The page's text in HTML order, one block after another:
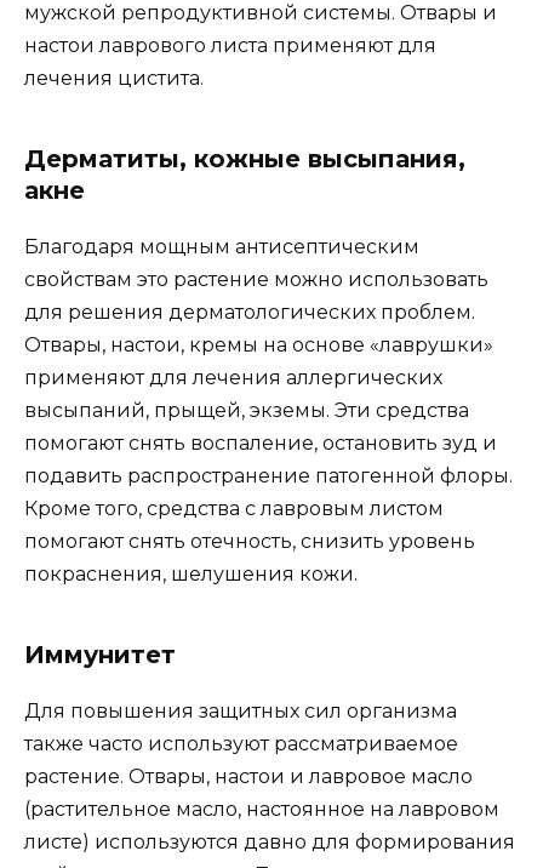
мужской репродуктивной системы. Отвары и
настои лаврового листа применяют для
лечения цистита.
Дерматиты, кожные высыпания,
акне
Благодаря мощным антисептическим
свойствам это растение можно использовать
для решения дерматологических проблем.
Отвары, настои, кремы на основе «лаврушки»
применяют для лечения аллергических
высыпаний, прыщей, экземы. Эти средства
помогают снять воспаление, остановить зуд и
подавить распространение патогенной флоры.
Кроме того, средства с лавровым листом
помогают снять отечность, снизить уровень
покраснения, шелушения кожи.
Иммунитет
Для повышения защитных сил организма
также часто используют рассматриваемое
растение. Отвары, настои и лавровое масло
(растительное масло, настоянное на лавровом
листе) используются давно для формирования